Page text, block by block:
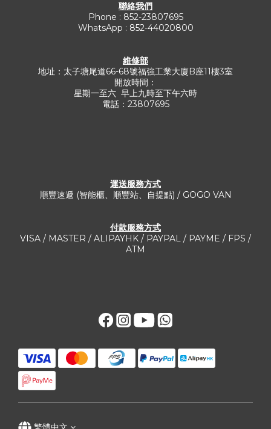
聯絡我們
Phone : 852-23807695
WhatsApp : 852-44020800
維修部
地址：太子塘尾道66-68號福強工業大廈B座11樓3室
開放時間：
星期一至六 早上九時至下午六時
電話：23807695
運送服務方式​
順豐速遞 (智能櫃、順豐站、自提點) / GOGO VAN
付款服務方式
VISA / MASTER / ALIPAYHK / PAYPAL / PAYME / FPS /
ATM